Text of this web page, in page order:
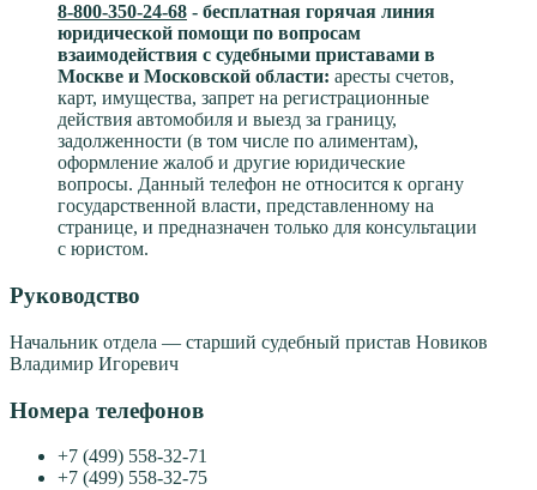
8-800-350-24-68 - бесплатная горячая линия
юридической помощи по вопросам
взаимодействия с судебными приставами в
Москве и Московской области: аресты счетов,
карт, имущества, запрет на регистрационные
действия автомобиля и выезд за границу,
задолженности (в том числе по алиментам),
оформление жалоб и другие юридические
вопросы. Данный телефон не относится к органу
государственной власти, представленному на
странице, и предназначен только для консультации
с юристом.
Руководство
Начальник отдела — старший судебный пристав Новиков
Владимир Игоревич
Номера телефонов
+7 (499) 558-32-71
+7 (499) 558-32-75